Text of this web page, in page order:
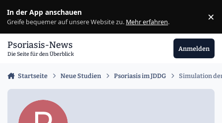
In der App anschauen
Greife bequemer auf unsere Website zu. Mehr erfahren. ×
Psoriasis-News
Die Seite für den Überblick
Anmelden
Startseite Neue Studien Psoriasis im JDDG Simulation